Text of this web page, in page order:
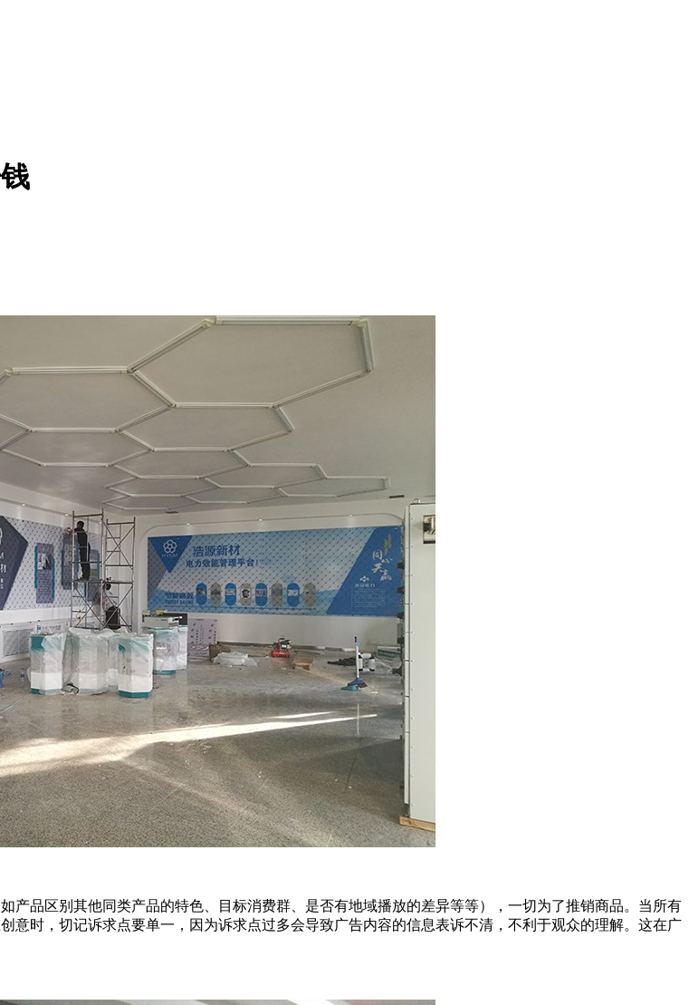
产品区别其他同类产品的特色、目标消费群、是否有地域播放的差异等等），一切为了推销商品。当所有
意时，切记诉求点要单一，因为诉求点过多会导致广告内容的信息表诉不清，不利于观众的理解。这在广